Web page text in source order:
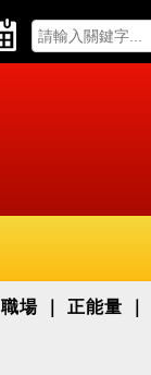
職場 正能量